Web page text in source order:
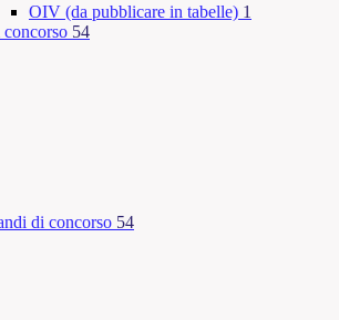
OIV (da pubblicare in tabelle) 1
54
di concorso 54